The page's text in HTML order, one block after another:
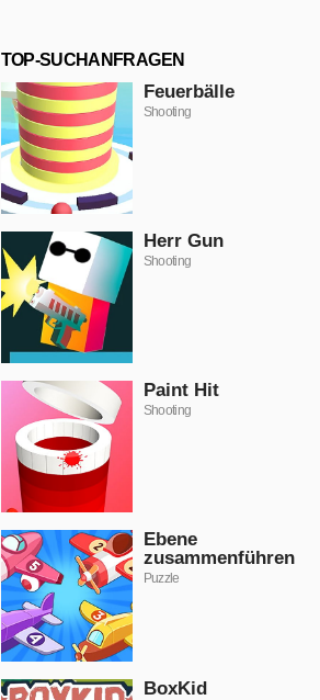
TOP-SUCHANFRAGEN
Feuerbälle
Shooting
Herr Gun
Shooting
Paint Hit
Shooting
Ebene
zusammenführen
Puzzle
BoxKid